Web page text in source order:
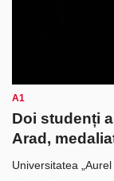
A1
Doi studenți
Arad,
Universitatea